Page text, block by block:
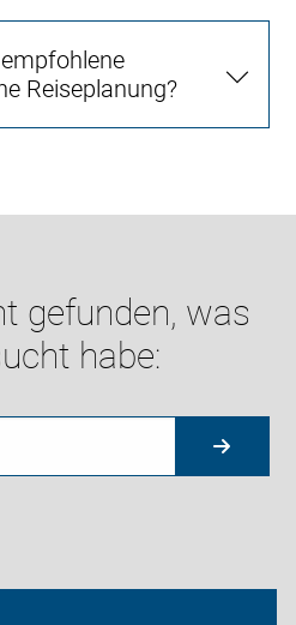
Reiseplanung?
gefunden, was
habe: